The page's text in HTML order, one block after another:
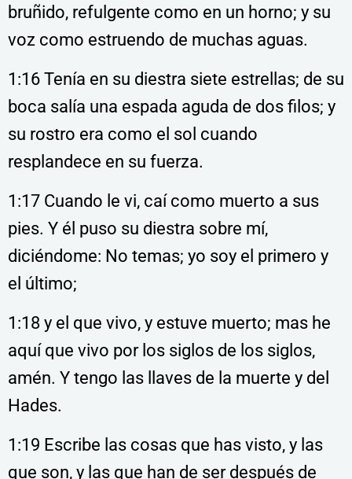
bruñido, refulgente como en un horno; y su
voz como estruendo de muchas aguas.
1:16 Tenía en su diestra siete estrellas; de su
boca salía una espada aguda de dos filos; y
su rostro era como el sol cuando
resplandece en su fuerza.
1:17 Cuando le vi, caí como muerto a sus
pies. Y él puso su diestra sobre mí,
diciéndome: No temas; yo soy el primero y
el último;
1:18 y el que vivo, y estuve muerto; mas he
aquí que vivo por los siglos de los siglos,
amén. Y tengo las llaves de la muerte y del
Hades.
1:19 Escribe las cosas que has visto, y las
que son, y las que han de ser después de